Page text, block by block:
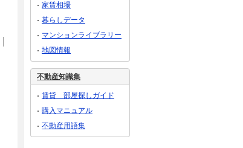
家賃相場
暮らしデータ
マンションライブラリー
地図情報
不動産知識集
賃貸 部屋探しガイド
購入マニュアル
不動産用語集